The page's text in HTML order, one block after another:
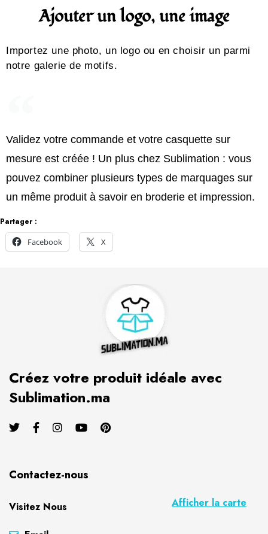
Ajouter un logo, une image
Importez une photo, un logo ou en choisir un parmi
notre galerie de motifs.
Validez votre commande et votre casquette sur
mesure est créée ! Un plus chez Sublimation : vous
pouvez combiner plusieurs types de marquages sur
un même produit à savoir en broderie et impression.
Partager :
Facebook
X
Créez votre produit idéale avec
Sublimation.ma
Contactez-nous
Visitez Nous Afficher la carte